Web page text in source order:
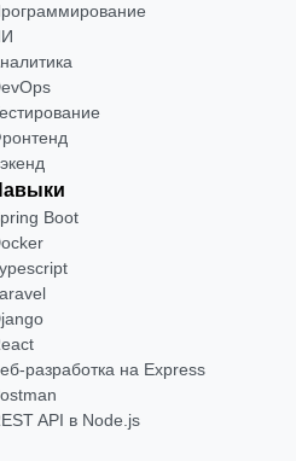
Boot
разработка на Express
API в Node.js